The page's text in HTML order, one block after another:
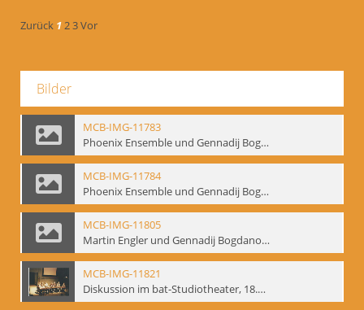
Zurück 123Vor
Bilder
MCB-IMG-11783
Phoenix Ensemble und Gennadij Bogdanow; BM-img-105-9
MCB-IMG-11784
Phoenix Ensemble und Gennadij Bogdanow; BM-img-105-10
MCB-IMG-11805
Martin Engler und Gennadij Bogdanow; BM-img-113
MCB-IMG-11821
Diskussion im bat-Studiotheater, 18.09.1995; BM-img-127-3